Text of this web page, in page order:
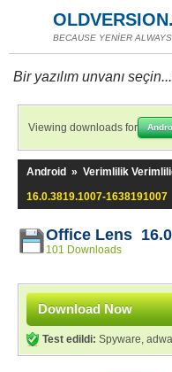
BECAUSE YENİER
Bir yazılım unvanı seçin...
Viewing downloads for
Android » Verimlilik
16.0.3819.1007-1638191007
Office Lens
101 Downloads
Download Now
Test edildi: Spyware,